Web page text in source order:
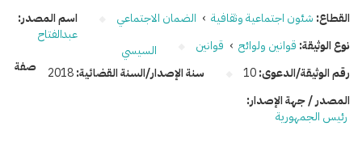
القطاع: شئون اجتماعية وثقافية › الضمان الاجتماعي
نوع الوثيقة: قوانين ولوائح › قوانين
رقم الوثيقة/الدعوى:10 سنة الإصدار/السنة القضائية:2018
اسم المصدر:
عبدالفتاح
السيسي
صفة
المصدر / جهة الإصدار:
رئيس الجمهورية